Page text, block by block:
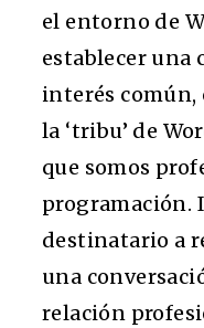
el entorno de
establecer una
interés común,
la ‘tribu’ de
que somos
programación.
destinatario a
una
relación